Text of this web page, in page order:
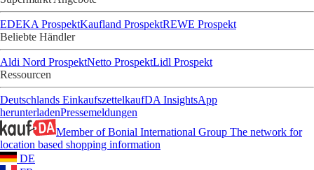
EDEKA ProspektKaufland ProspektREWE Prospekt
Beliebte Händler
Aldi Nord ProspektNetto ProspektLidl Prospekt
Ressourcen
Deutschlands EinkaufszettelkaufDA InsightsApp
herunterladenPressemeldungen
Member of Bonial International Group The network for
location based shopping information
DE